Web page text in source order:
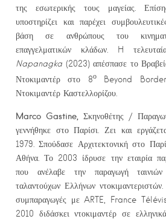
της εσωτερικής τους μαγείας.
υποστηρίζει και παρέχει
βάση σε ανθρώπους του
επαγγελματικών κλάδων. H
Napanagka (2023) απέσπασε το
Ντοκιμαντέρ στο 8οBeyond
Ντοκιμαντέρ Καστελλορίζου.
Marco Gastine,Σκηνοθέτης /
γεννήθηκε στο Παρίσι. Ζει και
1979. Σπούδασε Αρχιτεκτονική στο
Αθήνα. Το 2003 ίδρυσε την εταιρία
που ανέλαβε την παραγωγή
ταλαντούχων Ελλήνων ντοκιμαντεριστών.
συμπαραγωγές με ARTE, France
2010 διδάσκει ντοκιμαντέρ σε